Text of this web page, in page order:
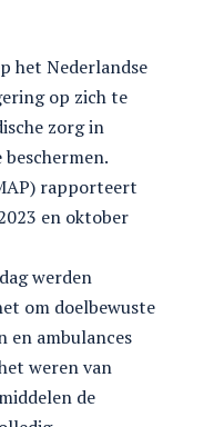
Nederlandse
op zich te
zorg in
rapporteert
en oktober
werden
om doelbewuste
en ambulances
weren van
de